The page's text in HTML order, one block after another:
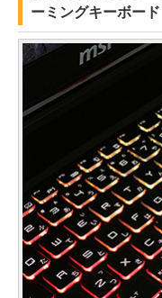
ーミングキーボード